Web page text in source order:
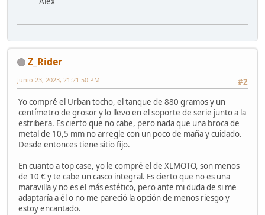
Z_Rider
#2
Junio 23, 2023, 21:21:50 PM
Yo compré el Urban tocho, el tanque de 880 gramos y un
centímetro de grosor y lo llevo en el soporte de serie junto a la
estribera. Es cierto que no cabe, pero nada que una broca de
metal de 10,5 mm no arregle con un poco de maña y cuidado.
Desde entonces tiene sitio fijo.
En cuanto a top case, yo le compré el de XLMOTO, son menos
de 10 € y te cabe un casco integral. Es cierto que no es una
maravilla y no es el más estético, pero ante mi duda de si me
adaptaría a él o no me pareció la opción de menos riesgo y
estoy encantado.